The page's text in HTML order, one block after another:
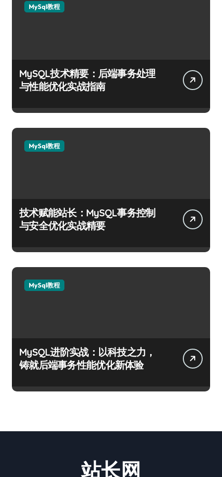
MySql教程
MySQL技术精要：后端事务处理
与性能优化实战指南
MySql教程
技术赋能站长：MySQL事务控制
与安全优化实战精要
MySql教程
MySQL进阶实战：以科技之力，
铸就后端事务性能优化新体验
站长网